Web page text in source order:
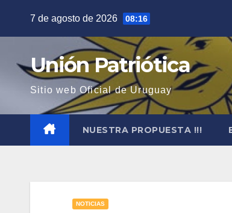
7 de agosto de 2026 08:16
Unión Patriótica
Sitio web Oficial de Uruguay
NUESTRA PROPUESTA !!!
NOTICIAS